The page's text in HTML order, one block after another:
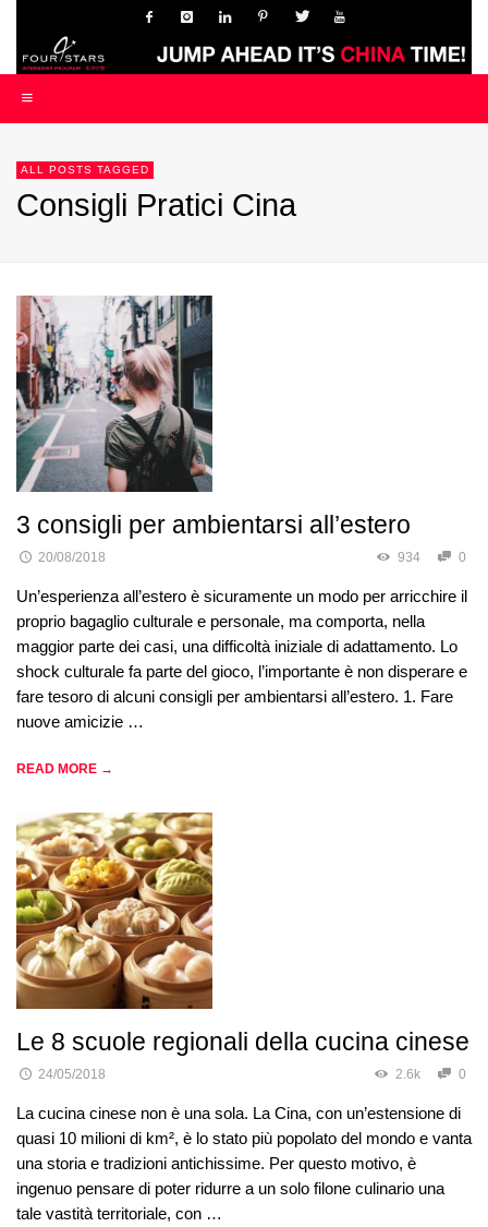
ALL POSTS TAGGED
Consigli Pratici Cina
3 consigli per ambientarsi all’estero
20/08/2018 934 0
Un’esperienza all’estero è sicuramente un modo per arricchire il
proprio bagaglio culturale e personale, ma comporta, nella
maggior parte dei casi, una difficoltà iniziale di adattamento. Lo
shock culturale fa parte del gioco, l’importante è non disperare e
fare tesoro di alcuni consigli per ambientarsi all’estero. 1. Fare
nuove amicizie …
READ MORE →
Le 8 scuole regionali della cucina cinese
24/05/2018 2.6k 0
La cucina cinese non è una sola. La Cina, con un’estensione di
quasi 10 milioni di km², è lo stato più popolato del mondo e vanta
una storia e tradizioni antichissime. Per questo motivo, è
ingenuo pensare di poter ridurre a un solo filone culinario una
tale vastità territoriale, con …